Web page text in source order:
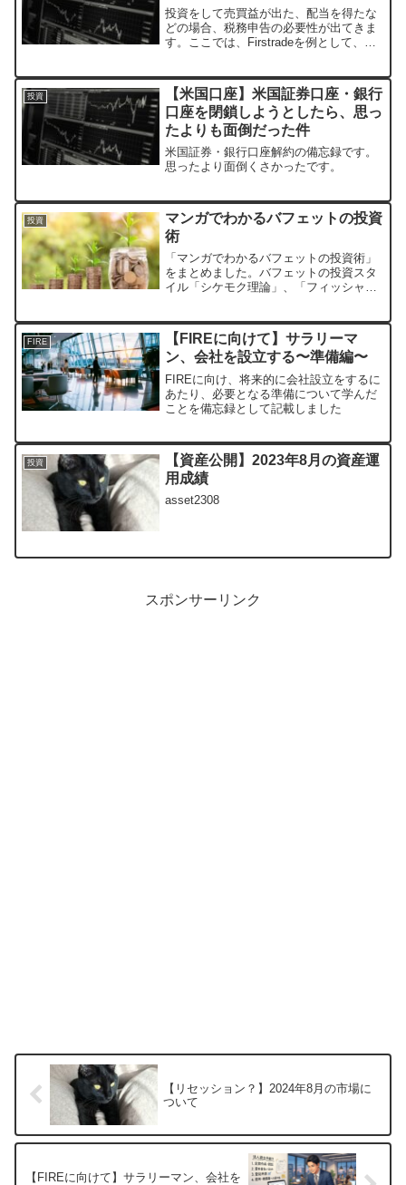
投資をして売買益が出た、配当を得たな
どの場合、税務申告の必要性が出てきま
す。ここでは、Firstradeを例として、ど
投資
【米国口座】米国証券口座・銀行
口座を閉鎖しようとしたら、思っ
たよりも面倒だった件
米国証券・銀行口座解約の備忘録です。
思ったより面倒くさかったです。
投資
マンガでわかるバフェットの投資
術
「マンガでわかるバフェットの投資術」
をまとめました。バフェットの投資スタ
イル「シケモク理論」、「フィッシャー
ており、教科書的に使える一冊です。
FIRE
【FIREに向けて】サラリーマ
ン、会社を設立する〜準備編〜
FIREに向け、将来的に会社設立をするに
あたり、必要となる準備について学んだ
ことを備忘録として記載しました
投資
【資産公開】2023年8月の資産運
用成績
asset2308
スポンサーリンク
【リセッション？】2024年8月の市場に
ついて
【FIREに向けて】サラリーマン、会社を